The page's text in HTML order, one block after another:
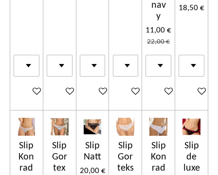
Ajouter au panierAjouter au panierAjouter au panierAjouter au panier
nav
y
11,00 €
22,00 €
Ajouter au panier
18,50 €
Ajouter
Slip
Kon
rad
Slip
Gor
tex
Slip
Natt
20,00 €
Slip
Gor
teks
Slip
Kon
rad
Slip
de
luxe